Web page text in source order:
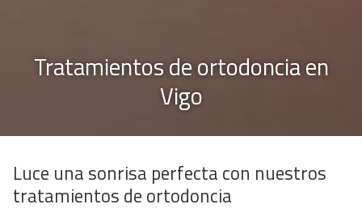
Tratamientos de ortodoncia en
Vigo
Luce una sonrisa perfecta con nuestros
tratamientos de ortodoncia